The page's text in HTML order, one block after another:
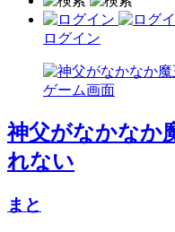
ログイン
神父がなかなか
れない
まと